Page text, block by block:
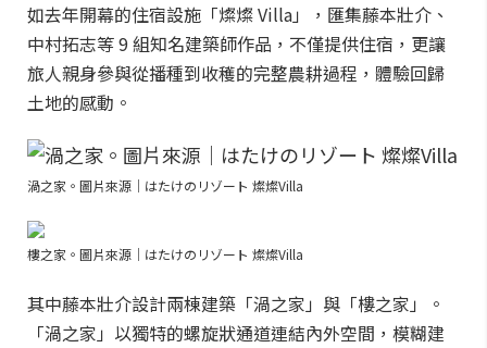
如去年開幕的住宿設施「燦燦 Villa」，匯集藤本壯介、
中村拓志等 9 組知名建築師作品，不僅提供住宿，更讓
旅人親身參與從播種到收穫的完整農耕過程，體驗回歸
土地的感動。
渦之家。圖片來源｜はたけのリゾート 燦燦Villa
樓之家。圖片來源｜はたけのリゾート 燦燦Villa
其中藤本壯介設計兩棟建築「渦之家」與「樓之家」。
「渦之家」以獨特的螺旋狀通道連結內外空間，模糊建